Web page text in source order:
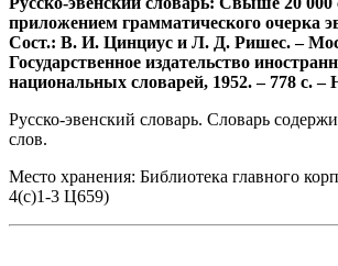
приложением грамматического очерка
Сост.: В. И. Цинциус и Л. Д. Ришес. –
Государственное издательство
национальных словарей, 1952. – 778 с. –
Русско-эвенский словарь. Словарь
слов.
Место хранения: Библиотека главного
4(с)1-3 Ц659)